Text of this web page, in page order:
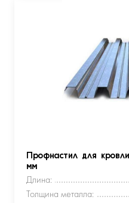
Профнастил для
мм
Длина:
Толщина металла: